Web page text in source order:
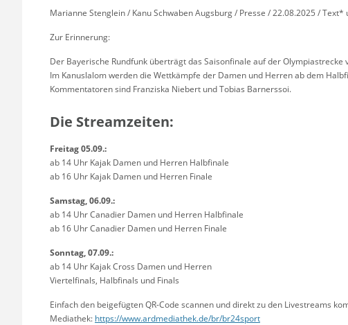
Marianne Stenglein / Kanu Schwaben Augsburg / Presse / 22.08.2025 / Text*
Zur Erinnerung:
Der Bayerische Rundfunk überträgt das Saisonfinale auf der
Im Kanuslalom werden die Wettkämpfe der Damen und Herren ab dem
Kommentatoren sind Franziska Niebert und Tobias Barnerssoi.
Die Streamzeiten:
Freitag 05.09.:
ab 14 Uhr Kajak Damen und Herren Halbfinale
ab 16 Uhr Kajak Damen und Herren Finale
Samstag, 06.09.:
ab 14 Uhr Canadier Damen und Herren Halbfinale
ab 16 Uhr Canadier Damen und Herren Finale
Sonntag, 07.09.:
ab 14 Uhr Kajak Cross Damen und Herren
Viertelfinals, Halbfinals und Finals
Einfach den beigefügten QR-Code scannen und direkt zu den Livestreams
Mediathek: https://www.ardmediathek.de/br/br24sport